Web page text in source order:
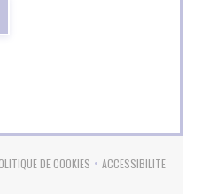
DE COOKIES
((OUVRE UNE NOUVELLE FENÊTRE))
ACCESSIBILITE
((OUVRE UNE